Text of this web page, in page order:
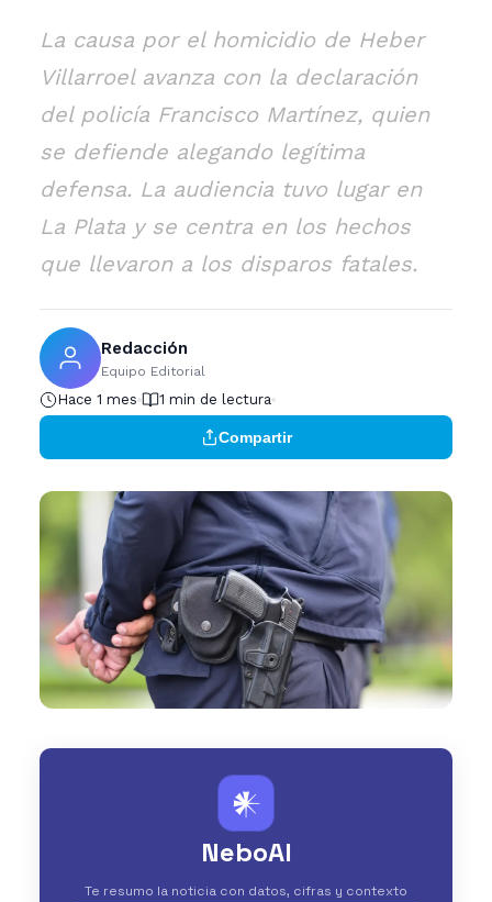
La causa por el homicidio de Heber
Villarroel avanza con la declaración
del policía Francisco Martínez, quien
se defiende alegando legítima
defensa. La audiencia tuvo lugar en
La Plata y se centra en los hechos
que llevaron a los disparos fatales.
Redacción
Equipo Editorial
Hace 1 mes 1 min de lectura
Compartir
𒀭
NeboAI
Te resumo la noticia con datos, cifras y contexto